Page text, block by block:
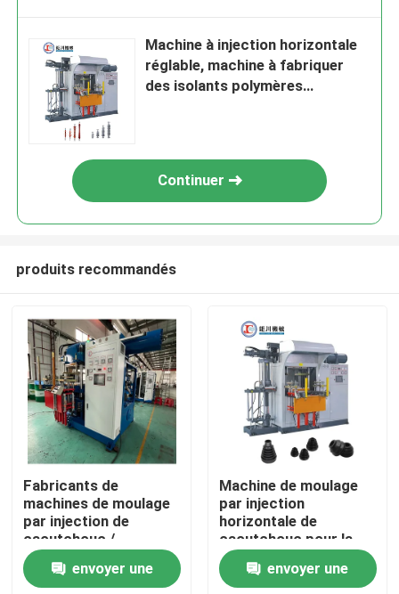
Accueil
A propos de nous
Contacts
Machine à injection horizontale
réglable, machine à fabriquer
des isolants polymères
Continuer
produits recommandés
Fabricants de
machines de moulage
par injection de
caoutchouc /
machines de
fabrication de pièces
envoyer une
Machine de moulage
par injection
horizontale de
caoutchouc pour la
fabrication de pièces
automobilesenvoyer une